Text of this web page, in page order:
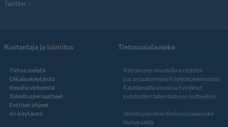
Twitter
Kustantaja ja toimitus
Tietoa meistä
Oikaisukäytäntö
Ilmoita virheestä
Toimitusperiaatteet
Eettiset ohjeet
AI-käytäntö
Tietosuojalauseke
Käytämme sivustolla evästeitä
parantaaksemme käyttökokemustasi.
Käyttämällä sivustoa hyväksyt
evästeiden tallentamisen laitteellesi.
Verkkopalvelun tiedosuojalauseke
löytyy tästä.